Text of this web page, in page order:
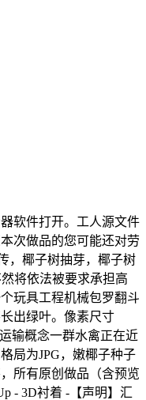
软件打开。工人源文件
次做品的您可能还对劳
，椰子树抽芽，椰子树
将依法被要求承担高
玩具工程机械包罗翻斗
出绿叶。像素尺寸
输概念一群水禽正在近
局为JPG，嫩椰子种子
所有原创做品（含预览
- 3D衬着 -【声明】汇